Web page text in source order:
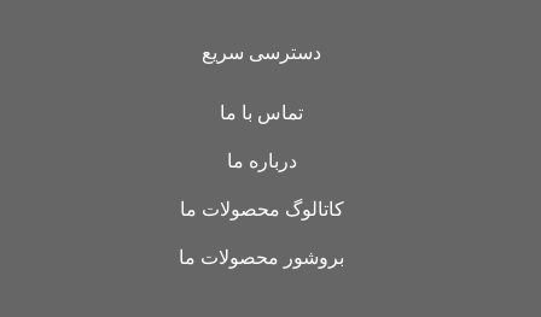
دسترسی سریع
تماس با ما
درباره ما
کاتالوگ محصولات ما
بروشور محصولات ما